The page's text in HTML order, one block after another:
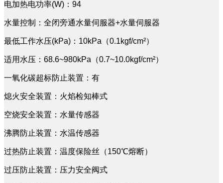
电加热电功率(W)：94
水量控制：全闭旁通水量伺服器+水量伺服器
最低工作水压(kPa)：10kPa（0.1kgf/cm²）
适用水压：68.6~980kPa（0.7~10.0kgf/cm²）
一氧化碳超标防止装置：有
熄火安全装置：火焰检知棒式
空烧安全装置：水量传感器
沸腾防止装置：水温传感器
过热防止装置：温度保险丝（150℃熔断）
过压防止装置：压力安全阀式